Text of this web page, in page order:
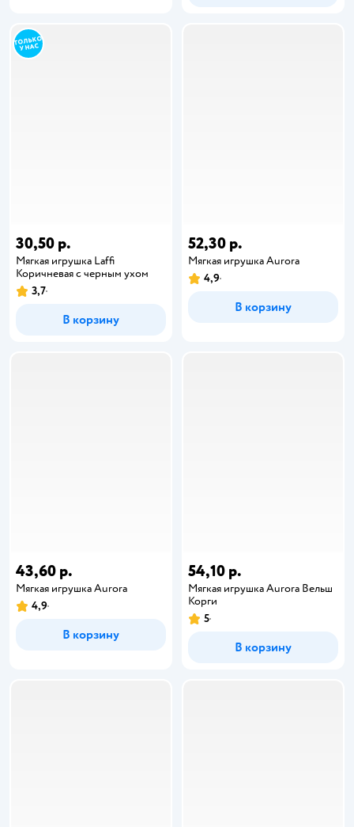
30,50 р.
Мягкая игрушка Laffi
Коричневая с черным ухом
3,7
В корзину
52,30 р.
Мягкая игрушка Aurora
4,9
В корзину
43,60 р.
Мягкая игрушка Aurora
4,9
В корзину
54,10 р.
Мягкая игрушка Aurora Вельш
Корги
5
В корзину